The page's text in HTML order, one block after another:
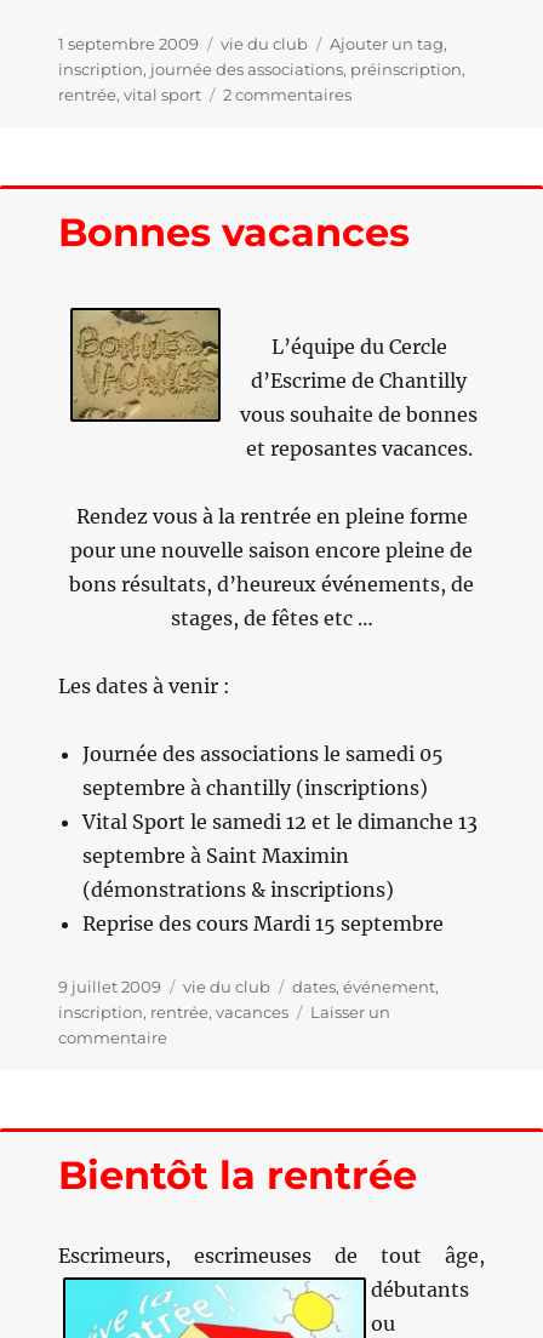
Publié
le
1 septembre 2009 Catégories
vie du club Étiquettes
Ajouter un tag,
inscription, journée des associations, préinscription,
rentrée, vital sport 2 commentairessur
Bonnes vacances
L’équipe du Cercle
d’Escrime de Chantilly
vous souhaite de bonnes
et reposantes vacances.
Rendez vous à la rentrée en pleine forme
pour une nouvelle saison encore pleine de
bons résultats, d’heureux événements, de
stages, de fêtes etc …
Les dates à venir :
Journée des associations le samedi 05
septembre à chantilly (inscriptions)
Vital Sport le samedi 12 et le dimanche 13
septembre à Saint Maximin
(démonstrations & inscriptions)
Reprise des cours Mardi 15 septembre
Publié
le
9 juillet 2009 Catégories
vie du club Étiquettes
dates, événement,
inscription, rentrée, vacances
Laisser un
commentairesur
Bientôt la rentrée
Escrimeurs, escrimeuses de tout âge,
débutants
ou